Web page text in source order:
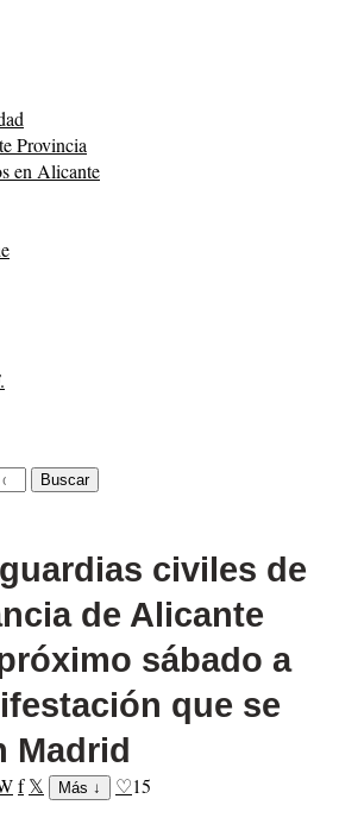
Provincia
en Alicante
Buscar
civiles de
de Alicante
sábado a
que se
Madrid
f 𝕏 Más ↓ ♡15